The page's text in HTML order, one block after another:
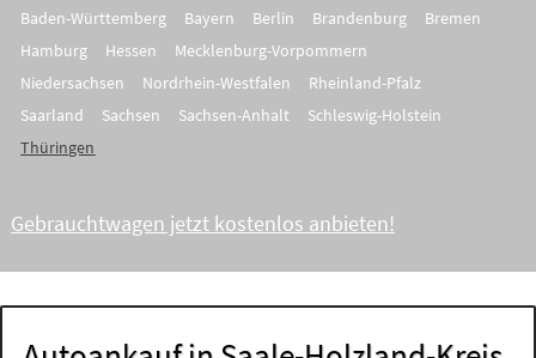
Baden-Württemberg Bayern Berlin Brandenburg
Bremen
Hamburg
Hessen
Mecklenburg-Vorpommern
Niedersachsen
Nordrhein-Westfalen
Rheinland-Pfalz
Saarland
Sachsen Sachsen-Anhalt
Schleswig-Holstein
Thüringen
Gebrauchtwagen jetzt kostenlos anbieten!